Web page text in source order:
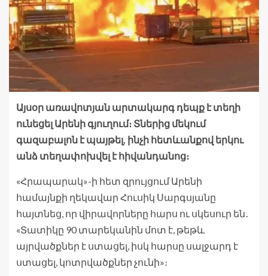
Այսօր առավոտյան արտակարգ դեպք է տեղի
ունեցել Արենի գյուղում։ Տներից մեկում
գազաբալոն է պայթել, ինչի հետևանքով երկու
անձ տեղափոխվել է հիվանդանոց։
«Հրապարակ»-ի հետ զրույցում Արենի
համայնքի ղեկավար Հուսիկ Սարգսյանը
հայտնեց, որ վիրավորները հարս ու սկեսուր են․
«Տատիկը 90 տարեկանին մոտ է, թեթև
այրվածքներ է ստացել, իսկ հարսը սալջարդ է
ստացել, կոտրվածքներ չունի»։